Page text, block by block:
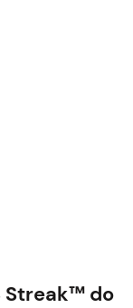
Streak™ do